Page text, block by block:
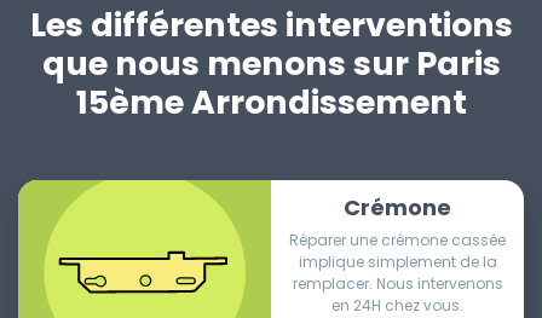
Les différentes interventions
que nous menons sur Paris
15ème Arrondissement
Crémone
Réparer une crémone cassée
implique simplement de la
remplacer. Nous intervenons
en 24H chez vous.